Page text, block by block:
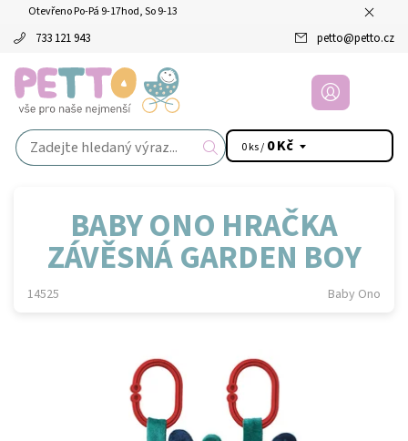
Otevřeno Po-Pá 9-17hod, So 9-13
733 121 943 petto@petto.cz
0 ks / 0 Kč
BABY ONO HRAČKA
ZÁVĚSNÁ GARDEN BOY
14525 Baby Ono